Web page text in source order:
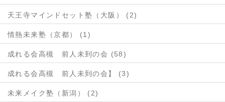
天王寺マインドセット塾（大阪） (2)
情熱未来塾（京都） (1)
成れる会高槻 前人未到の会 (58)
成れる会高槻 前人未到の会】 (3)
未来メイク塾（新潟） (2)